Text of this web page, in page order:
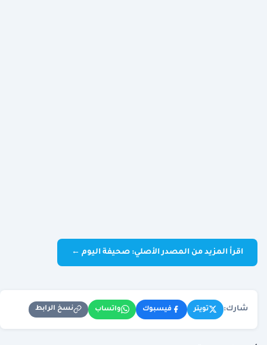
اقرأ المزيد من المصدر الأصلي: صحيفة اليوم ←
شارك: تويتر فيسبوك واتساب نسخ الرابط